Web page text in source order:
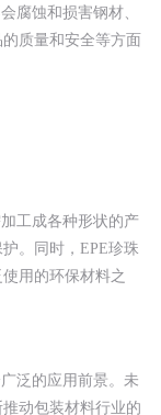
腐蚀和损害钢材、
质量和安全等方面
工成各种形状的产
。同时，EPE珍珠
用的环保材料之
泛的应用前景。未
动包装材料行业的